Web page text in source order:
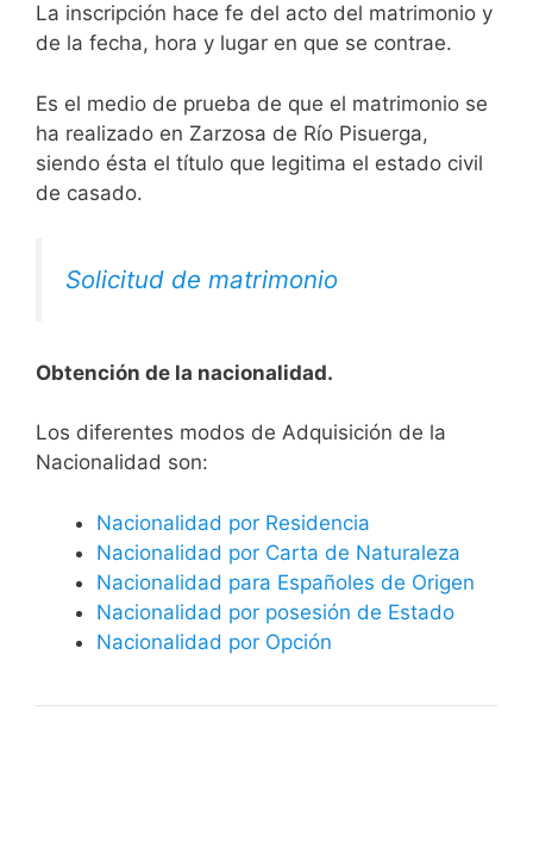
La inscripción hace fe del acto del matrimonio y
de la fecha, hora y lugar en que se contrae.
Es el medio de prueba de que el matrimonio se
ha realizado en Zarzosa de Río Pisuerga,
siendo ésta el título que legitima el estado civil
de casado.
Solicitud de matrimonio
Obtención de la nacionalidad.
​​​Los diferentes modos de Adquisición de la
Nacionalidad son:
Nacionalidad por Residencia
Nacionalidad por Carta de Naturaleza
Nacionalidad para Españoles de Origen
Nacionalidad por posesión de Estado
Nacionalidad por Opción